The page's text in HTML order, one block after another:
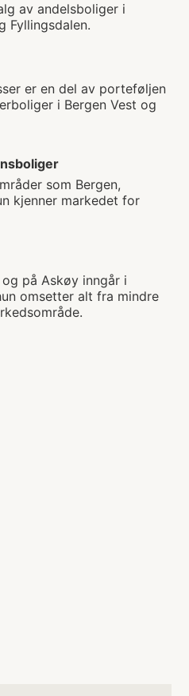
av andelsboliger i
Fyllingsdalen.
er en del av porteføljen
i Bergen Vest og
som Bergen,
kjenner markedet for
på Askøy inngår i
omsetter alt fra mindre